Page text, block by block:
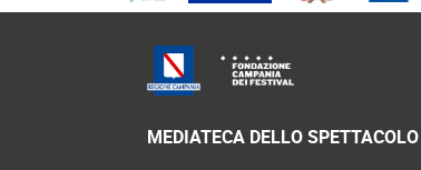
MEDIATECA DELLO SPETTACOLO